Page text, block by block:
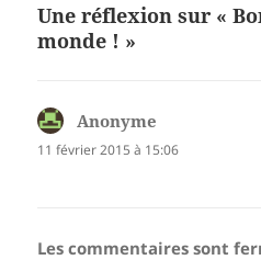
Une réflexion sur «
monde ! »
Anonyme
11 février 2015 à 15:06
Les commentaires sont